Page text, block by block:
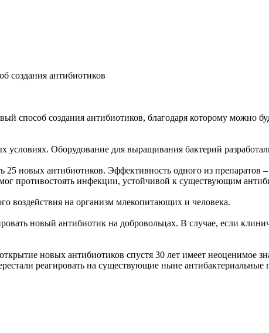
антибиотиков
способ создания антибиотиков, благодаря которому можно
Оборудование для выращивания бактерий
новых антибиотиков. Эффективность одного из препаратов
противостоять инфекции, устойчивой к существующим
воздействия на организм млекопитающих и человека.
новый антибиотик на добровольцах. В случае, если
новых антибиотиков спустя 30 лет имеет неоценимое
реагировать на существующие ныне антибактериальные